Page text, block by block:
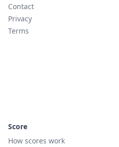
Contact
Privacy
Terms
Score
How scores work